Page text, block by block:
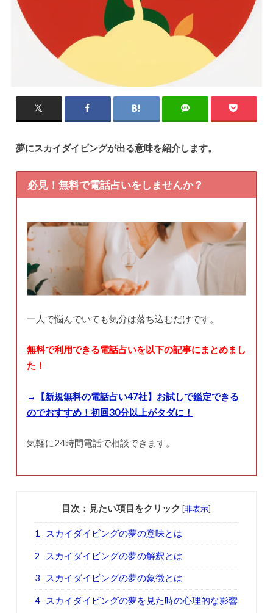
夢にスカイダイビングが出る意味を紹介します。
必見！無料で電話占いをしませんか？
一人で悩んでいても気分は落ち込むだけです。
無料で利用できる電話占いを以下の記事にまとめまし
た！
→【新規無料の電話占い47社】お試しで鑑定できる
のでおすすめ！初回30分以上がタダに！
気軽に24時間電話で相談できます。
目次：見たい項目をクリック [非表示]
1 スカイダイビングの夢の意味とは
2 スカイダイビングの夢の解釈とは
3 スカイダイビングの夢の象徴とは
4 スカイダイビングの夢を見た時の心理的な影響